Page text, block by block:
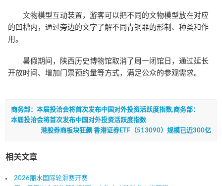
文物模型互动装置，游客可以把不同的文物模型放在对应
的凹槽内，通过旁边的文字了解不同青铜器的形制、种类和作
用。
暑假期间，陕西历史博物馆取消了周一闭馆日，通过延长
开放时间、增加门票预约量等方式，满足公众的参观需求。
商务部：本届投洽会将首次发布中国对外投资活跃度指数,商务部：
本届投洽会将首次发布中国对外投资活跃度指数
港股券商板块狂飙 香港证券ETF（513090）规模已近300亿
相关文章
2026丽水国际轮滑赛开赛